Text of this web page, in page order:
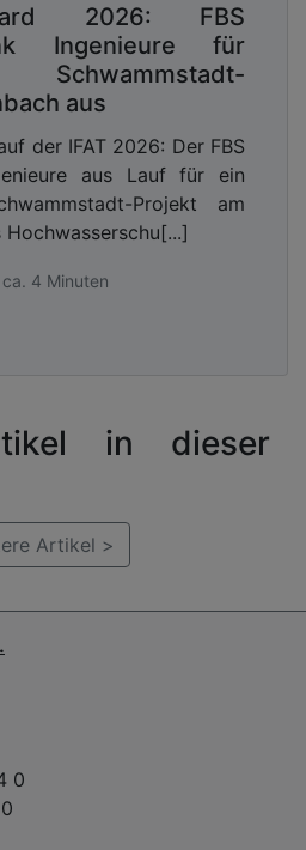
2026: FBS
Ingenieure für
Schwammstadt-
aus
der IFAT 2026: Der FBS
aus Lauf für ein
Projekt am
4 Minuten
in dieser
Artikel >
0